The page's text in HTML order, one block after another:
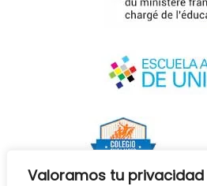
Valoramos tu privacidad